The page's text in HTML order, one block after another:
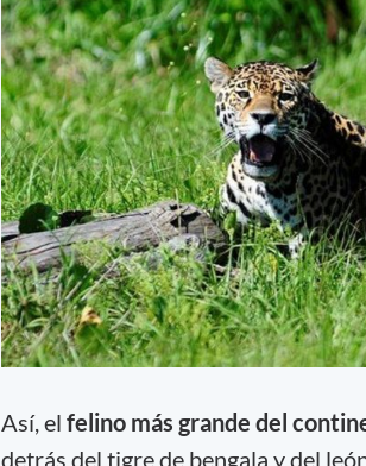
Así, el felino más grande del
detrás del tigre de bengala y del